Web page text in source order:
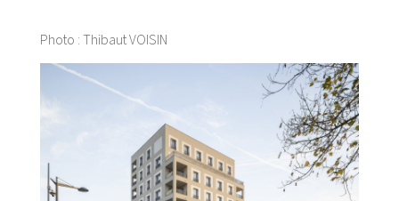
Photo : Thibaut VOISIN